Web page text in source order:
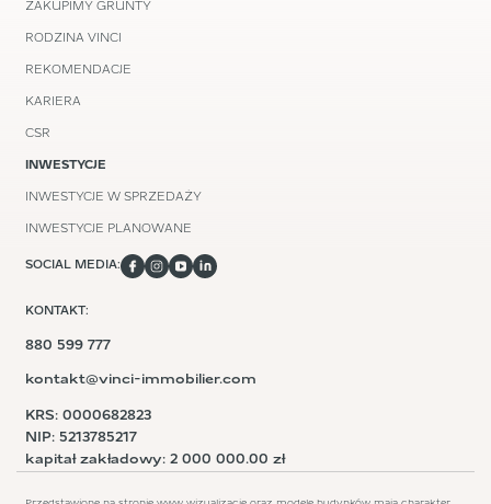
ZAKUPIMY GRUNTY
RODZINA VINCI
REKOMENDACJE
KARIERA
CSR
INWESTYCJE
INWESTYCJE W SPRZEDAŻY
INWESTYCJE PLANOWANE
SOCIAL MEDIA:
KONTAKT:
880 599 777
kontakt@vinci-immobilier.com
KRS: 0000682823
NIP: 5213785217
kapitał zakładowy: 2 000 000.00 zł